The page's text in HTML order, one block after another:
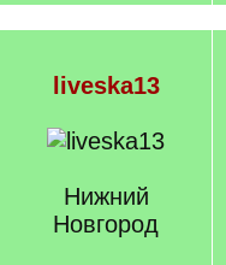
liveska13
Нижний
Новгород